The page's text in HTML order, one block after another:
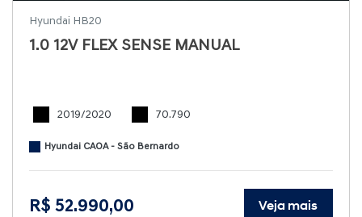
Hyundai HB20
1.0 12V FLEX SENSE MANUAL
2019/2020 70.790
Hyundai CAOA - São Bernardo
R$ 52.990,00 Veja mais